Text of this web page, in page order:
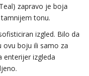
zapravo je boja
tonu.
izgled. Bilo da
ovu boju ili samo za
enterijer izgleda